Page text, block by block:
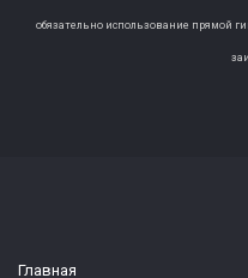
обязательно использование прямой
Главная